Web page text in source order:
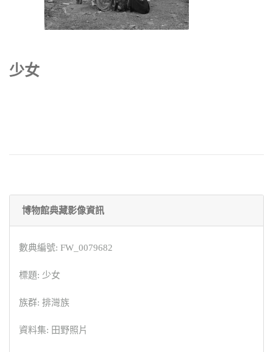
少女
博物館典藏影像資訊
數典編號: FW_0079682
標題: 少女
族群: 排灣族
資料集: 田野照片